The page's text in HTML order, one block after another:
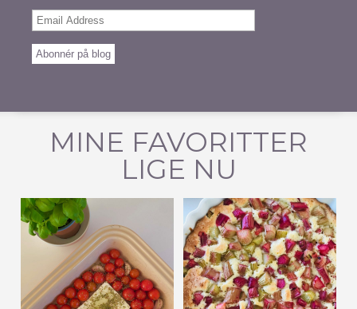
Email
Abonnér på blog
MINE FAVORITTER
LIGE NU